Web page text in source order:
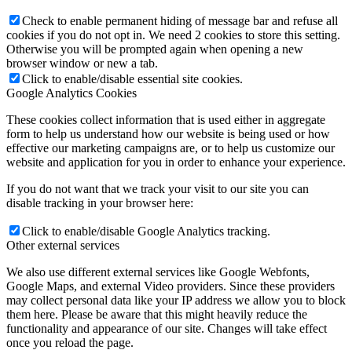
Check to enable permanent hiding of message bar and refuse all
cookies if you do not opt in. We need 2 cookies to store this setting.
Otherwise you will be prompted again when opening a new
browser window or new a tab.
Click to enable/disable essential site cookies.
Google Analytics Cookies
These cookies collect information that is used either in aggregate
form to help us understand how our website is being used or how
effective our marketing campaigns are, or to help us customize our
website and application for you in order to enhance your experience.
If you do not want that we track your visit to our site you can
disable tracking in your browser here:
Click to enable/disable Google Analytics tracking.
Other external services
We also use different external services like Google Webfonts,
Google Maps, and external Video providers. Since these providers
may collect personal data like your IP address we allow you to block
them here. Please be aware that this might heavily reduce the
functionality and appearance of our site. Changes will take effect
once you reload the page.